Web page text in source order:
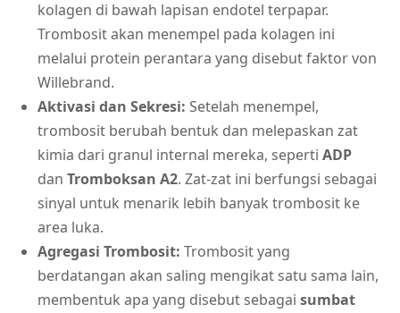
kolagen di bawah lapisan endotel terpapar.
Trombosit akan menempel pada kolagen ini
melalui protein perantara yang disebut faktor von
Willebrand.
Aktivasi dan Sekresi: Setelah menempel,
trombosit berubah bentuk dan melepaskan zat
kimia dari granul internal mereka, seperti ADP
dan Tromboksan A2. Zat-zat ini berfungsi sebagai
sinyal untuk menarik lebih banyak trombosit ke
area luka.
Agregasi Trombosit: Trombosit yang
berdatangan akan saling mengikat satu sama lain,
membentuk apa yang disebut sebagai sumbat